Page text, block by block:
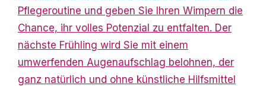
Pflegeroutine und geben Sie Ihren Wimpern die
Chance, ihr volles Potenzial zu entfalten. Der
nächste Frühling wird Sie mit einem
umwerfenden Augenaufschlag belohnen, der
ganz natürlich und ohne künstliche Hilfsmittel